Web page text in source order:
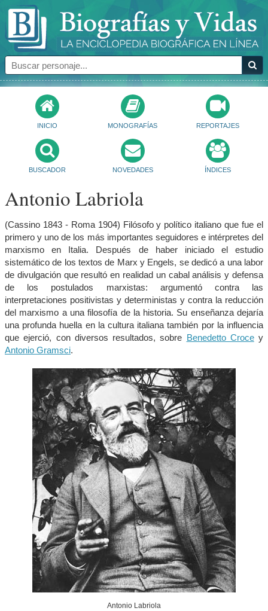
INICIO MONOGRAFÍAS REPORTAJES
BUSCADOR NOVEDADES ÍNDICES
Antonio Labriola
(Cassino 1843 - Roma 1904) Filósofo y político italiano que fue el
primero y uno de los más importantes seguidores e intérpretes del
marxismo en Italia. Después de haber iniciado el estudio
sistemático de los textos de Marx y Engels, se dedicó a una labor
de divulgación que resultó en realidad un cabal análisis y defensa
de los postulados marxistas: argumentó contra las
interpretaciones positivistas y deterministas y contra la reducción
del marxismo a una filosofía de la historia. Su enseñanza dejaría
una profunda huella en la cultura italiana también por la influencia
que ejerció, con diversos resultados, sobre Benedetto Crocey
Antonio Gramsci.
Antonio Labriola